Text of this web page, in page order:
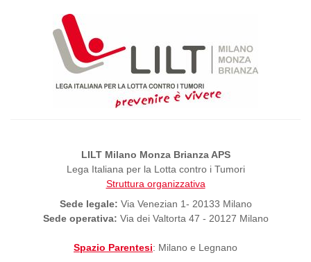
LILT Milano Monza Brianza APS
Lega Italiana per la Lotta contro i Tumori
Struttura organizzativa
Sede legale: Via Venezian 1- 20133 Milano
Sede operativa: Via dei Valtorta 47 - 20127 Milano
Spazio Parentesi: Milano e Legnano